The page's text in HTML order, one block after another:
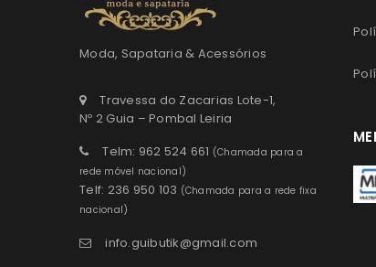
Moda, Sapataria & Acessórios
Travessa do Zacarias Lote-1,
Nº 2 Guia – Pombal Leiria
Telm: 962 524 661 (Chamada para a
rede móvel nacional)
Telf: 236 950 103 (Chamada para a rede fixa
nacional)
info.guibutik@gmail.com